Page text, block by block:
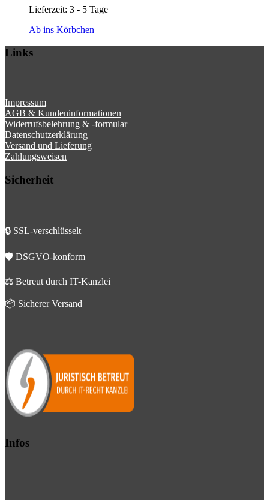
Lieferzeit: 3 - 5 Tage
Ab ins Körbchen
Links
Impressum
AGB & Kundeninformationen
Widerrufsbelehrung & -formular
Datenschutzerklärung
Versand und Lieferung
Zahlungsweisen
Sicherheit
🔒 SSL-verschlüsselt
🛡️ DSGVO-konform
⚖️ Betreut durch IT-Kanzlei
📦 Sicherer Versand
Infos